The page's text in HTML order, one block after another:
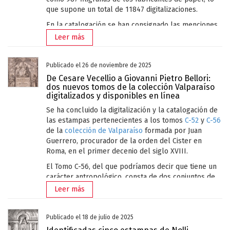
que supone un total de 11847 digitalizaciones.
En la catalogación se han consignado las menciones
de responsabilidad (grabadores, inventores,
dibujantes, editores, impresores), los datos técnicos
filigranas del fabricante del papel con su imagen
correspondiente, así como observaciones con datos
complementarios esenciales, a los que se han
proporcionado además enlaces a las matrices
originales, otros ejemplares del mismo estado o
diferentes conservados en las principales
colecciones (Istituto Centrale per la Grafica, British
Museum, Rijksmuseum, Albertina) y, en el caso de
grabados de interpretación, enlaces a las obras
antigua y reciente relacionada con enlaces a las
obras de referencia cuando ha sido posible. Por todo
ello, estamos ante una novedosa base de datos
multimedia, única en este tipo de materiales.
La colección de Valparaíso ingresó en la Academia,
como es conocido, en 1840. Esto fue posible gracias
Leer más
Publicado el 26 de noviembre de 2025
De Cesare Vecellio a Giovanni Pietro Bellori:
dos nuevos tomos de la colección Valparaíso
digitalizados y disponibles en línea
Se ha concluido la digitalización y la catalogación de
las estampas pertenecientes a los tomos C-52y C-56
de la colección de Valparaíso formada por Juan
Guerrero, procurador de la orden del Cister en
Roma, en el primer decenio del siglo XVIII.
El Tomo C-56, del que podríamos decir que tiene un
carácter antropológico, consta de dos conjuntos de
estampas. El primero se debe a la célebre obra de
Cesare Vecellio (Pieve di Cadore, Italia, 1521 -
moderna de diversas partes del mundo. Se trata de
la tercera edición póstuma, impresa en Venecia en
Leer más
Publicado el 18 de julio de 2025